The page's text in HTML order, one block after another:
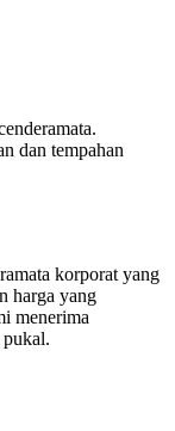
dan tempahan
korporat yang
harga yang
menerima
pukal.